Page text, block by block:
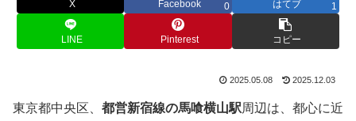
X Facebook 0 はてブ 1
LINE Pinterest コピー
2025.05.08 2025.12.03
東京都中央区、 都営新宿線の馬喰横山駅周辺は、都心に近